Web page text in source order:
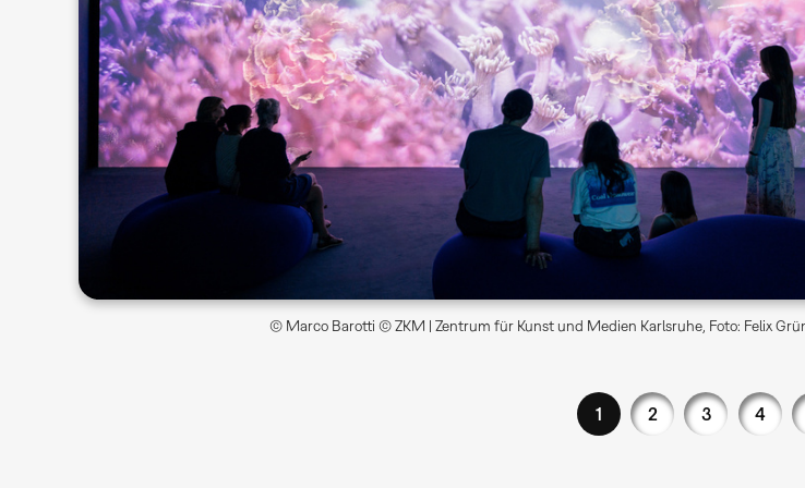
© Marco Barotti © ZKM | Zentrum für Kunst und Medien Karlsruhe, Foto: Felix
1 2 3 4